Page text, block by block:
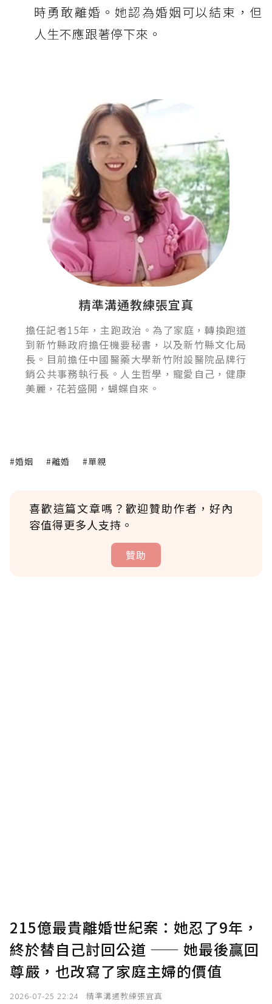
時勇敢離婚。她認為婚姻可以結束，但
人生不應跟著停下來。
精準溝通教練張宜真
擔任記者15年，主跑政治。為了家庭，轉換跑道
到新竹縣政府擔任機要秘書，以及新竹縣文化局
長。目前擔任中國醫藥大學新竹附設醫院品牌行
銷公共事務執行長。人生哲學，寵愛自己，健康
美麗，花若盛開，蝴蝶自來。
#婚姻 #離婚 #單親
喜歡這篇文章嗎？歡迎贊助作者，好內
容值得更多人支持。
贊助
215億最貴離婚世紀案：她忍了9年，
終於替自己討回公道 —— 她最後贏回
尊嚴，也改寫了家庭主婦的價值
2026-07-25 22:24 精準溝通教練張宜真